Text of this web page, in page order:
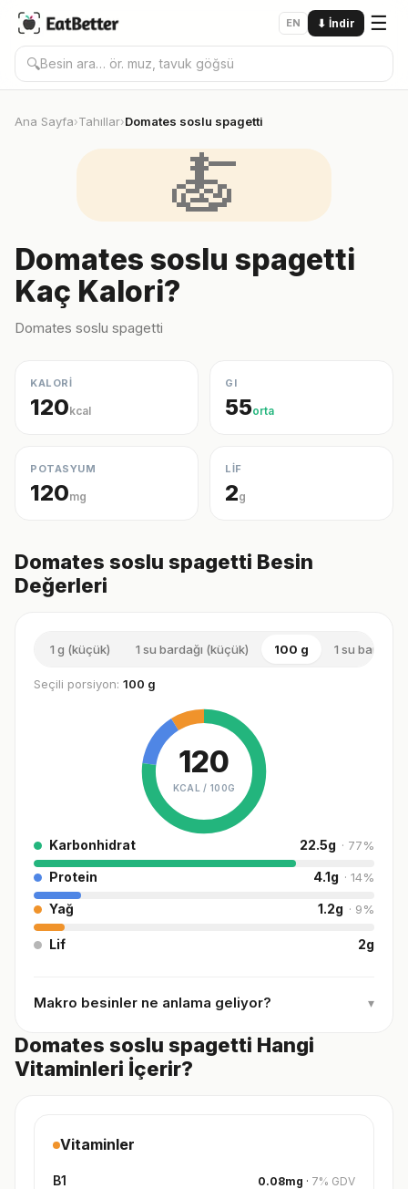
EN ⬇ İndir ☰
🔍
Ana Sayfa›Tahıllar›Domates soslu spagetti
🍝
Domates soslu spagetti
Kaç Kalori?
Domates soslu spagetti
KALORİ
120kcal
GI
55orta
POTASYUM
120mg
LİF
2g
Domates soslu spagetti Besin
Değerleri
1 g (küçük) 1 su bardağı (küçük) 100 g 1 su bardağı
Seçili porsiyon: 100 g
120
KCAL / 100G
Karbonhidrat 22.5g · 77%
Protein 4.1g · 14%
Yağ 1.2g · 9%
Lif 2g
Makro besinler ne anlama geliyor? ▾
Domates soslu spagetti Hangi
Vitaminleri İçerir?
Vitaminler
B1 0.08mg · 7% GDV